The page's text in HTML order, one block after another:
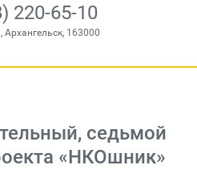
220-65-10
Архангельск, 163000
седьмой
«НКОшник»